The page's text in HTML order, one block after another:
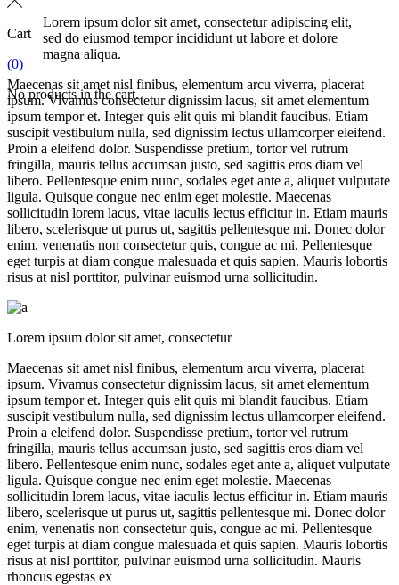
Cart
(0)
No products in the cart.
Lorem ipsum dolor sit amet, consectetur adipiscing elit,
sed do eiusmod tempor incididunt ut labore et dolore
magna aliqua.
Maecenas sit amet nisl finibus, elementum arcu viverra, placerat
ipsum. Vivamus consectetur dignissim lacus, sit amet elementum
ipsum tempor et. Integer quis elit quis mi blandit faucibus. Etiam
suscipit vestibulum nulla, sed dignissim lectus ullamcorper eleifend.
Proin a eleifend dolor. Suspendisse pretium, tortor vel rutrum
fringilla, mauris tellus accumsan justo, sed sagittis eros diam vel
libero. Pellentesque enim nunc, sodales eget ante a, aliquet vulputate
ligula. Quisque congue nec enim eget molestie. Maecenas
sollicitudin lorem lacus, vitae iaculis lectus efficitur in. Etiam mauris
libero, scelerisque ut purus ut, sagittis pellentesque mi. Donec dolor
enim, venenatis non consectetur quis, congue ac mi. Pellentesque
eget turpis at diam congue malesuada et quis sapien. Mauris lobortis
risus at nisl porttitor, pulvinar euismod urna sollicitudin.
Lorem ipsum dolor sit amet, consectetur
Maecenas sit amet nisl finibus, elementum arcu viverra, placerat
ipsum. Vivamus consectetur dignissim lacus, sit amet elementum
ipsum tempor et. Integer quis elit quis mi blandit faucibus. Etiam
suscipit vestibulum nulla, sed dignissim lectus ullamcorper eleifend.
Proin a eleifend dolor. Suspendisse pretium, tortor vel rutrum
fringilla, mauris tellus accumsan justo, sed sagittis eros diam vel
libero. Pellentesque enim nunc, sodales eget ante a, aliquet vulputate
ligula. Quisque congue nec enim eget molestie. Maecenas
sollicitudin lorem lacus, vitae iaculis lectus efficitur in. Etiam mauris
libero, scelerisque ut purus ut, sagittis pellentesque mi. Donec dolor
enim, venenatis non consectetur quis, congue ac mi. Pellentesque
eget turpis at diam congue malesuada et quis sapien. Mauris lobortis
risus at nisl porttitor, pulvinar euismod urna sollicitudin. Mauris
rhoncus egestas ex